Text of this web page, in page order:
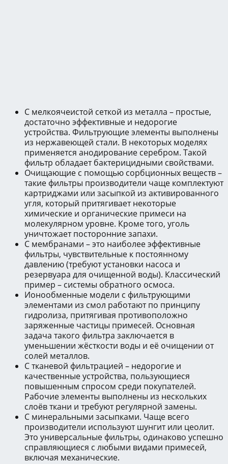
С мелкоячеистой сеткой из металла – простые,
достаточно эффективные и недорогие
устройства. Фильтрующие элементы выполнены
из нержавеющей стали. В некоторых моделях
применяется анодирование серебром. Такой
фильтр обладает бактерицидными свойствами.
Очищающие с помощью сорбционных веществ –
такие фильтры производители чаще комплектуют
картриджами или засыпкой из активированного
угля, который притягивает некоторые
химические и органические примеси на
молекулярном уровне. Кроме того, уголь
уничтожает посторонние запахи.
С мембранами – это наиболее эффективные
фильтры, чувствительные к постоянному
давлению (требуют установки насоса и
резервуара для очищенной воды). Классический
пример – системы обратного осмоса.
Ионообменные модели с фильтрующими
элементами из смол работают по принципу
гидролиза, притягивая противоположно
заряженные частицы примесей. Основная
задача такого фильтра заключается в
уменьшении жёсткости воды и её очищении от
солей металлов.
С тканевой фильтрацией – недорогие и
качественные устройства, пользующиеся
повышенным спросом среди покупателей.
Рабочие элементы выполнены из нескольких
слоёв ткани и требуют регулярной замены.
С минеральными засыпками. Чаще всего
производители используют шунгит или цеолит.
Это универсальные фильтры, одинаково успешно
справляющиеся с любыми видами примесей,
включая механические.